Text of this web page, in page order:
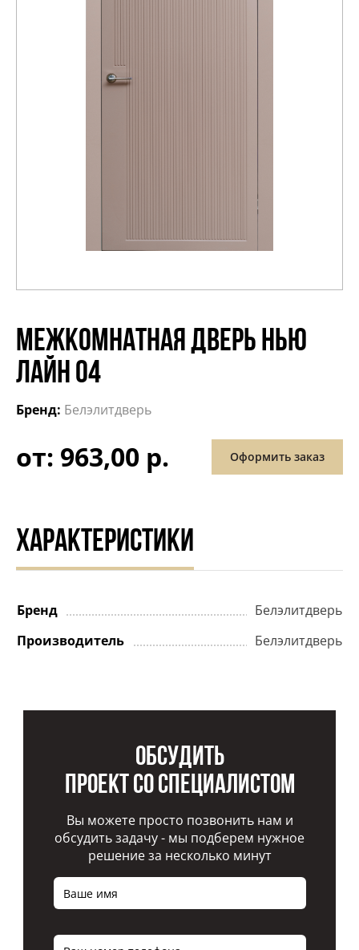
МЕЖКОМНАТНАЯ ДВЕРЬ НЬЮ
ЛАЙН 04
Бренд: Белэлитдверь
от: 963,00 р. Оформить заказ
ХАРАКТЕРИСТИКИ
Бренд
Белэлитдверь
Производитель
Белэлитдверь
Обсудить
проект со специалистом
Вы можете просто позвонить нам и
обсудить задачу - мы подберем нужное
решение за несколько минут